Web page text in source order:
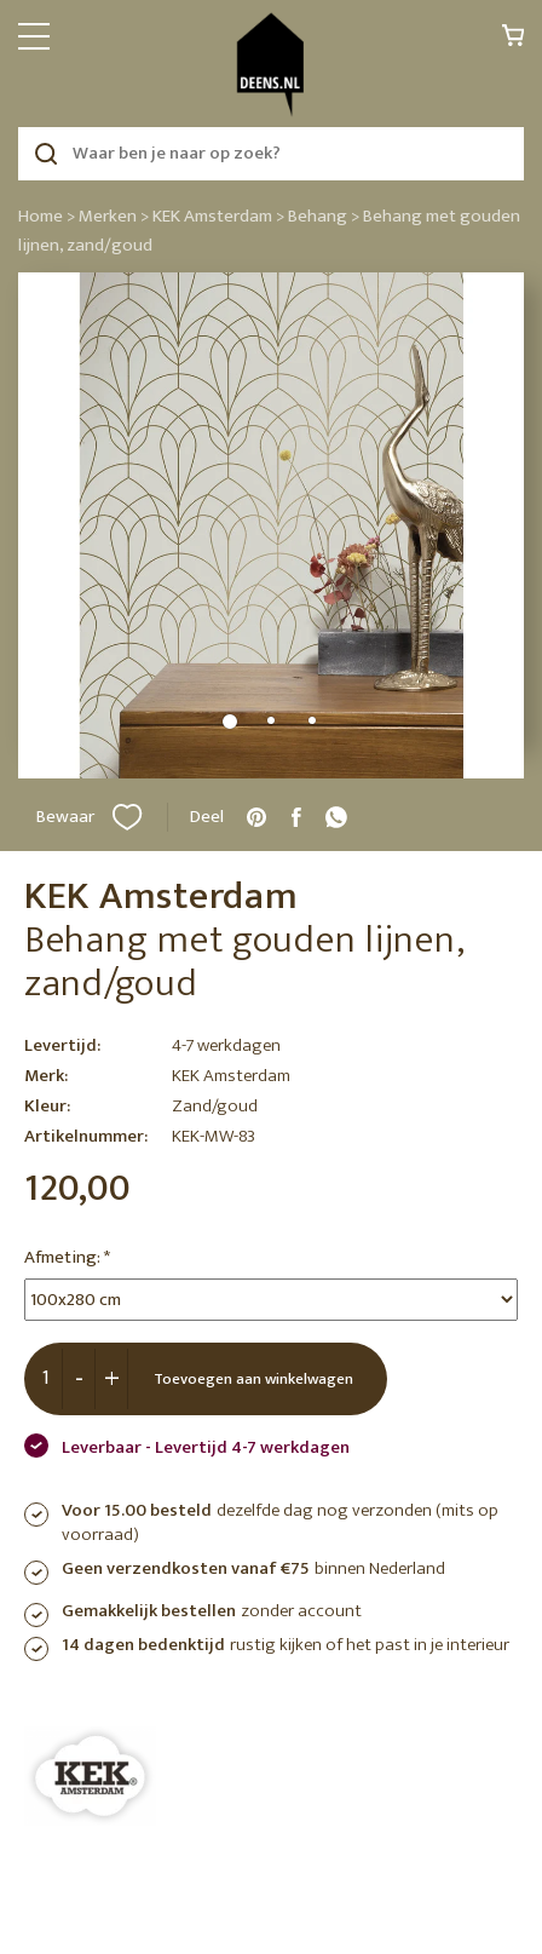
Home >Merken >KEK Amsterdam >Behang >Behang met gouden
lijnen, zand/goud
Bewaar Deel
KEK Amsterdam
Behang met gouden lijnen,
zand/goud
Levertijd:
4-7 werkdagen
Merk:
KEK Amsterdam
Kleur:
Zand/goud
Artikelnummer:
KEK-MW-83
120,00
Afmeting:*
+
- Toevoegen aan winkelwagen
Leverbaar - Levertijd 4-7 werkdagen
Voor 15.00 besteld dezelfde dag nog verzonden (mits op
voorraad)
Geen verzendkosten vanaf €75 binnen Nederland
Gemakkelijk bestellen zonder account
14 dagen bedenktijd rustig kijken of het past in je interieur